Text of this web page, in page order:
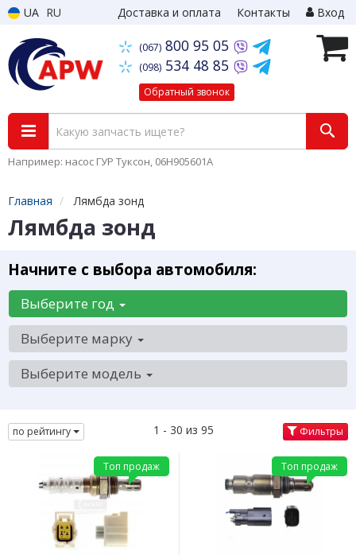
UA RU Доставка и оплата Контакты Вход
(067) 800 95 05
(098) 534 48 85
Обратный звонок
Например: насос ГУР Туксон, 06H905601A
Главная Лямбда зонд
Лямбда зонд
Начните с выбора автомобиля:
Выберите год
Выберите марку
Выберите модель
по рейтингу 1 - 30 из 95 Фильтры
Топ продаж Топ продаж